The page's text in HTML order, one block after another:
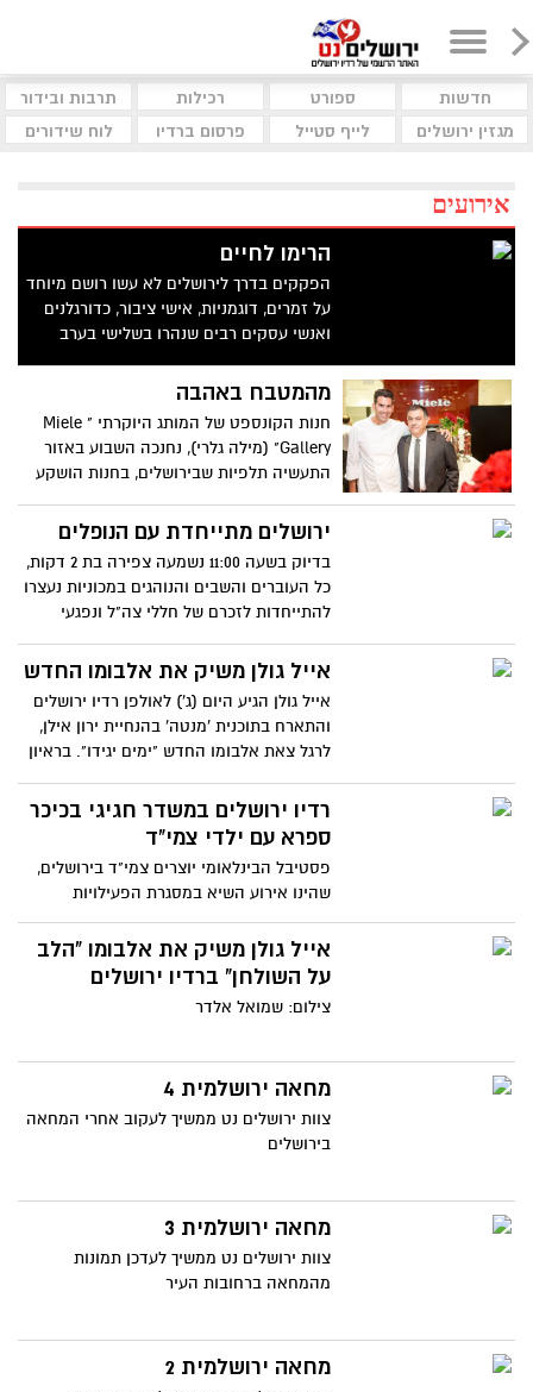
חדשות ספורט רכילות
תרבות ובידור
מגזין ירושלים
לייף סטייל פרסום ברדיו לוח שידורים
אירועים
הרימו לחיים
הפקקים בדרך לירושלים לא עשו רושם מיוחד
על זמרים, דוגמניות, אישי ציבור, כדורגלנים
ואנשי עסקים רבים שנהרו בשלישי בערב
מהמטבח באהבה
חנות הקונספט של המותג היוקרתי " Miele
Gallery" (מילה גלרי), נחנכה השבוע באזור
התעשיה תלפיות שבירושלים, בחנות הושקע
ירושלים מתייחדת עם הנופלים
בדיוק בשעה 11:00 נשמעה צפירה בת 2 דקות,
כל העוברים והשבים והנוהגים במכוניות נעצרו
להתייחדות לזכרם של חללי צה"ל ונפגעי
בהר-הרצל הטקס הממלכתי לזכר חללי-צה"ל
אייל גולן משיק את אלבומו החדש
אייל גולן הגיע היום (ג') לאולפן רדיו ירושלים
והתארח בתוכנית 'מנטה' בהנחיית ירון אילן,
לרגל צאת אלבומו החדש "ימים יגידו". בראיון
שפורסמה ביום שישי בסוגיית האשכנזים
ואמר "בתקשורת היו כמה אנשים ספציפיים,
אשכנזים, שהאצבע שלהם על ההדק היתה
יותר קלה מאנשים אחרים. ומי שכיוונתי אליו
יודע שזה הוא". עוד גולן התייחס לשיר שכולם
חשבו שנכתב על אילנית גרושתו "מקווה" ואמר
שכאשר הקליט את השיר הוא בכלל חשב על
רוסלנה שלא היה איתה איתו באותה תקופה.
אייל שביום שבת יחגוג יום הולדת, הופתע על
רדיו ירושלים במשדר חגיגי בכיכר
ספרא עם ילדי צמי"ד
פסטיבל הבינלאומי יוצרים צמי"ד בירושלים,
שהינו אירוע השיא במסגרת הפעילויות
בתחומי הפנאי, קהילה, הספורט והתרבות
עבור למעלה מ- 20 אלף תושבי הבירה
המוגדרים כבעלי צרכים מיוחדים
אייל גולן משיק את אלבומו "הלב
על השולחן" ברדיו ירושלים
צילום: שמואל אלדר
מחאה ירושלמית 4
צוות ירושלים נט ממשיך לעקוב אחרי המחאה
בירושלים
מחאה ירושלמית 3
צוות ירושלים נט ממשיך לעדכן תמונות
מהמחאה ברחובות העיר
מחאה ירושלמית 2